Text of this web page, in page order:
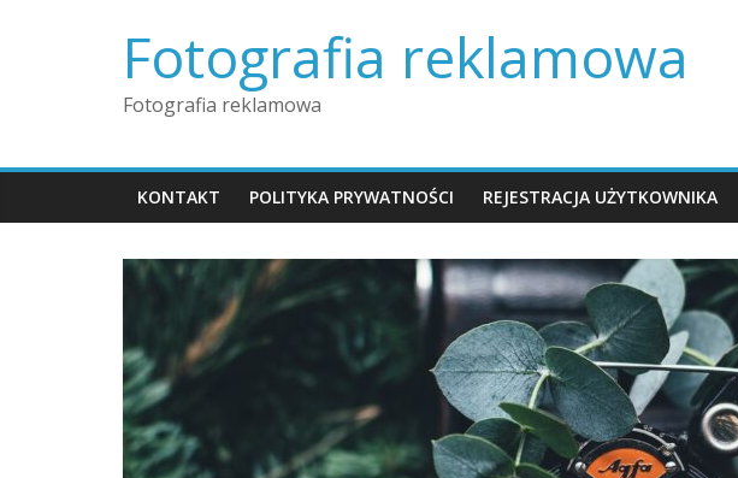
Fotografia reklamowa
Fotografia reklamowa
KONTAKT POLITYKA PRYWATNOŚCI REJESTRACJA UŻYTKOWNIKA